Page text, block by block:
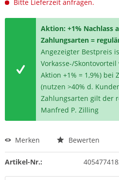
Bitte Lieferzeit anfragen.
Aktion: +1% Nachlass
Zahlungsarten =
Angezeigter Bestpreis
Vorkasse-/
Aktion +1% = 1,9%)
(nutzen >40% d.
Zahlungsarten gilt der
Manfred P. Zilling
Merken Bewerten
Artikel-Nr.: